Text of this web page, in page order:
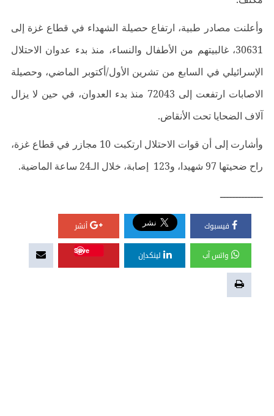
وأعلنت مصادر طبية، ارتفاع حصيلة الشهداء في قطاع غزة إلى
30631، غالبيتهم من الأطفال والنساء، منذ بدء عدوان الاحتلال
الإسرائيلي في السابع من تشرين الأول/أكتوبر الماضي، وحصيلة
الاصابات ارتفعت إلى 72043 منذ بدء العدوان، في حين لا يزال
آلاف الضحايا تحت الأنقاض.
وأشارت إلى أن قوات الاحتلال ارتكبت 10 مجازر في قطاع غزة،
راح ضحيتها 97 شهيدا، و123 إصابة، خلال الـ24 ساعة الماضية.
ــــــــــــــ
فيسبوك أنشر
واتس آب لينكدإن
Save